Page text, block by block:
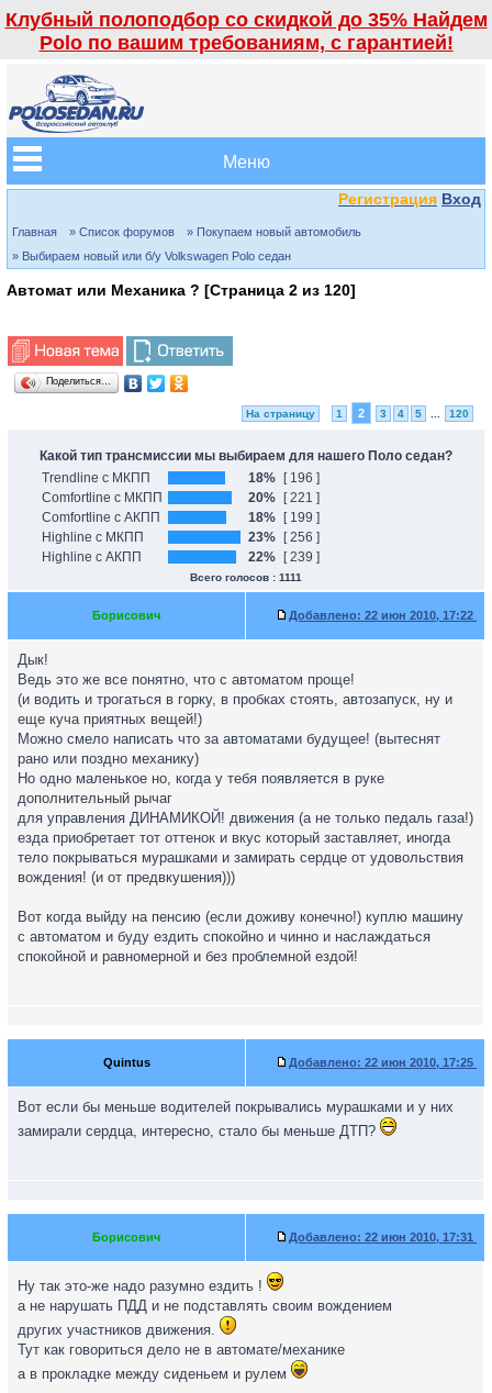
Клубный полоподбор со скидкой до 35% Найдем
Polo по вашим требованиям, с гарантией!
Меню
Регистрация Вход
Главная » Список форумов
» Покупаем новый автомобиль
» Выбираем новый или б/у Volkswagen Polo седан
Автомат или Механика ? [Страница 2 из 120]
Поделиться…
На страницу 1 2 3 4 5 120
Какой тип трансмиссии мы выбираем для нашего Поло седан?
Trendline с МКПП
18%
[ 196 ]
Comfortline с МКПП
20%
[ 221 ]
Comfortline с АКПП
18%
[ 199 ]
Highline с МКПП
23%
[ 256 ]
Highline с АКПП
22% [ 239 ]
Всего голосов : 1111
Борисович Добавлено: 22 июн 2010, 17:22
Дык!
Ведь это же все понятно, что с автоматом проще!
(и водить и трогаться в горку, в пробках стоять, автозапуск, ну и
еще куча приятных вещей!)
Можно смело написать что за автоматами будущее! (вытеснят
рано или поздно механику)
Но одно маленькое но, когда у тебя появляется в руке
дополнительный рычаг
для управления ДИНАМИКОЙ! движения (а не только педаль газа!)
езда приобретает тот оттенок и вкус который заставляет, иногда
тело покрываться мурашками и замирать сердце от удовольствия
вождения! (и от предвкушения)))
Вот когда выйду на пенсию (если доживу конечно!) куплю машину
с автоматом и буду ездить спокойно и чинно и наслаждаться
спокойной и равномерной и без проблемной ездой!
Quintus Добавлено: 22 июн 2010, 17:25
Вот если бы меньше водителей покрывались мурашками и у них
замирали сердца, интересно, стало бы меньше ДТП?
Борисович Добавлено: 22 июн 2010, 17:31
Ну так это-же надо разумно ездить !
а не нарушать ПДД и не подставлять своим вождением
других участников движения.
Тут как говориться дело не в автомате/механике
а в прокладке между сиденьем и рулем